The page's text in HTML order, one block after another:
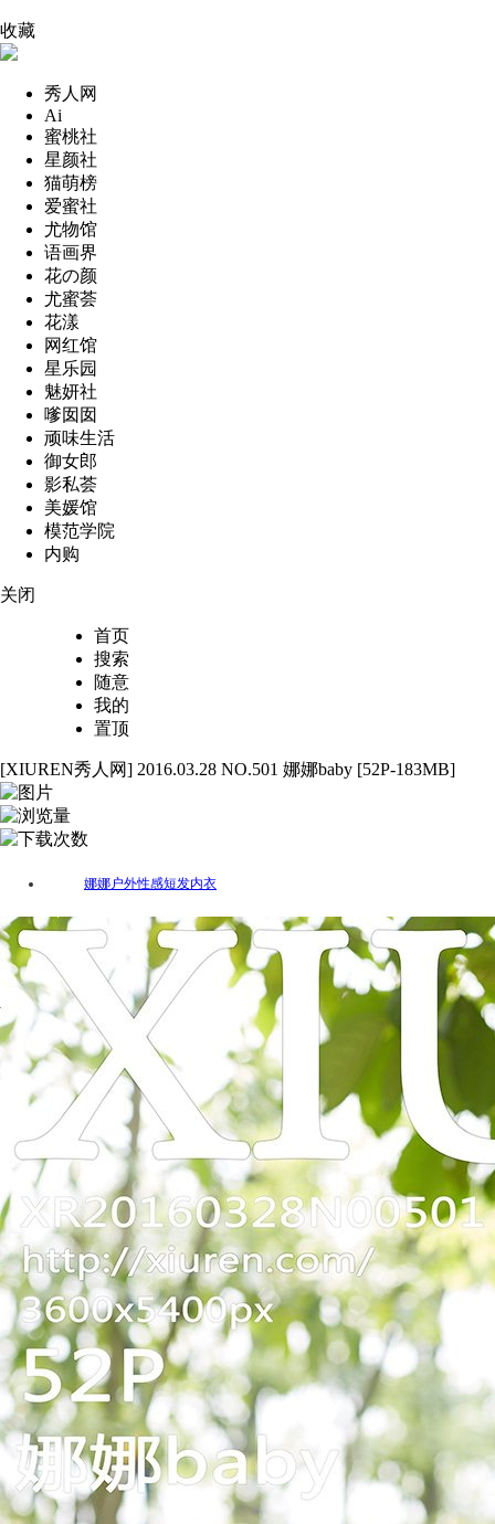
收藏
秀人网
Ai
蜜桃社
星颜社
猫萌榜
爱蜜社
尤物馆
语画界
花の颜
尤蜜荟
花漾
网红馆
星乐园
魅妍社
嗲囡囡
顽味生活
御女郎
影私荟
美媛馆
模范学院
内购
关闭
首页
搜索
随意
我的
置顶
[XIUREN秀人网] 2016.03.28 NO.501 娜娜baby [52P-183MB]
娜娜户外性感短发内衣